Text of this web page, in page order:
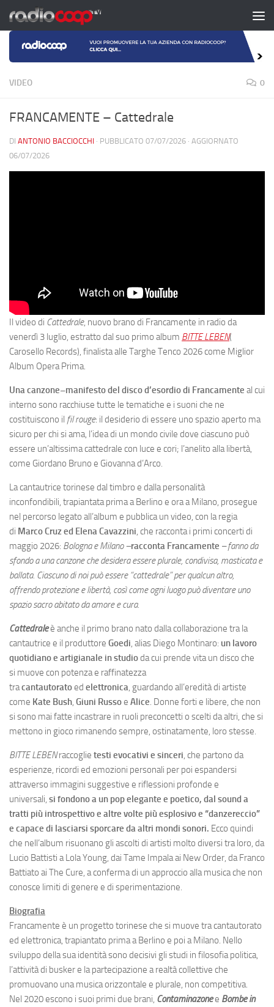
Salta al contenuto
VIDEO 0
FRANCAMENTE – Cattedrale
DI ANTONIO BACCIOCCHI · PUBBLICATO 07/07/2026 · AGGIORNATO
06/07/2026
Il video di Cattedrale, nuovo brano di Francamente in radio da
venerdì 3 luglio, estratto dal suo primo album BITTE LEBEN(
Carosello Records), finalista alle Targhe Tenco 2026 come Miglior
Album Opera Prima.
Una canzone–manifesto del disco d’esordio di Francamente al cui
interno sono racchiuse tutte le tematiche e i suoni che ne
costituiscono il fil rouge: il desiderio di essere uno spazio aperto ma
sicuro per chi si ama, l’idea di un mondo civile dove ciascuno può
essere un’altissima cattedrale con luce e cori; l’anelito alla libertà,
come Giordano Bruno e Giovanna d’Arco.
La cantautrice torinese dal timbro e dalla personalità
inconfondibili, trapiantata prima a Berlino e ora a Milano, prosegue
nel percorso legato all’album e pubblica un video, con la regia
di Marco Cruz ed Elena Cavazzini, che racconta i primi concerti di
maggio 2026: Bologna e Milano –racconta Francamente –fanno da
sfondo a una canzone che desidera essere plurale, condivisa, masticata e
ballata. Ciascuno di noi può essere “cattedrale” per qualcun altro,
offrendo protezione e libertà, così come ogni luogo può diventare uno
spazio sacro abitato da amore e cura.
Cattedraleè anche il primo brano nato dalla collaborazione tra la
cantautrice e il produttore Goedi, alias Diego Montinaro: un lavoro
quotidiano e artigianale in studioda cui prende vita un disco che
si muove con potenza e raffinatezza
tracantautoratoed elettronica, guardando all’eredità di artiste
come Kate Bush, Giuni Russoe Alice. Donne forti e libere, che non
si sono mai fatte incastrare in ruoli preconcetti o scelti da altri, che si
mettono in gioco rimanendo sempre, ostinatamente, loro stesse.
BITTE LEBENraccoglie testi evocativi e sinceri, che partono da
esperienze, ricordi ed emozioni personali per poi espandersi
attraverso immagini suggestive e riflessioni profonde e
universali, si fondono a un pop elegante e poetico, dal sound a
tratti più introspettivo e altre volte più esplosivo e “danzereccio”
e capace di lasciarsi sporcare da altri mondi sonori. Ecco quindi
che nell’album risuonano gli ascolti di artisti molto diversi tra loro, da
Lucio Battisti a Lola Young, dai Tame Impala ai New Order, da Franco
Battiato ai The Cure, a conferma di un approccio alla musica che non
conosce limiti di genere e di sperimentazione.
Biografia
Francamente è un progetto torinese che si muove tra cantautorato
ed elettronica, trapiantato prima a Berlino e poi a Milano. Nello
sviluppo della sua identità sono decisivi gli studi in filosofia politica,
l’attività di busker e la partecipazione a realtà collettive che
promuovano una musica orizzontale e plurale, non competitiva.
Nel 2020 escono i suoi primi due brani, Contaminazonee Bombe in